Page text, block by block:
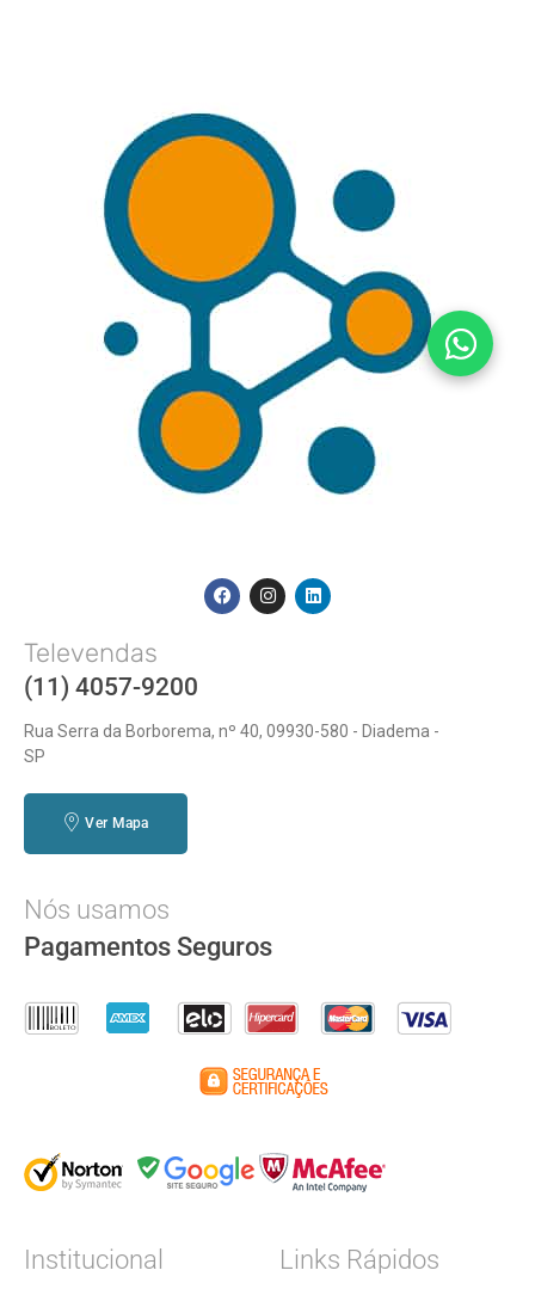
Televendas
(11) 4057-9200
Rua Serra da Borborema, nº 40, 09930-580 - Diadema -
SP
Ver Mapa
Nós usamos
Pagamentos Seguros
Institucional Links Rápidos